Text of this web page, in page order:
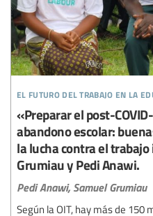
el futuro del trabajo en la
«Preparar el post-
abandono escolar:
la lucha contra el
Grumiau y Pedi Anawi.
Pedi Anawi, Samuel Grumiau
Según la OIT, hay más de 150